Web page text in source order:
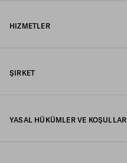
HIZMETLER
Siparişinizi takip edin
ŞIRKET
YASAL HÜKÜMLER VE KOŞULLAR